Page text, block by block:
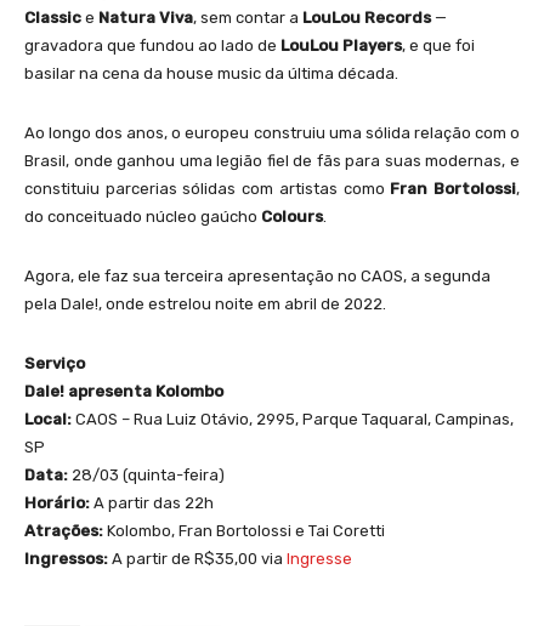
Classic e Natura Viva, sem contar a LouLou Records—
gravadora que fundou ao lado de LouLou Players, e que foi
basilar na cena da house music da última década.
Ao longo dos anos, o europeu construiu uma sólida relação com o
Brasil, onde ganhou uma legião fiel de fãs para suas modernas, e
constituiu parcerias sólidas com artistas como Fran Bortolossi,
do conceituado núcleo gaúcho Colours.
Agora, ele faz sua terceira apresentação no CAOS, a segunda
pela Dale!, onde estrelou noite em abril de 2022.
Serviço
Dale! apresenta Kolombo
Local: CAOS – Rua Luiz Otávio, 2995, Parque Taquaral, Campinas,
SP
Data: 28/03 (quinta-feira)
Horário: A partir das 22h
Atrações: Kolombo, Fran Bortolossi e Tai Coretti
Ingressos: A partir de R$35,00 via Ingresse